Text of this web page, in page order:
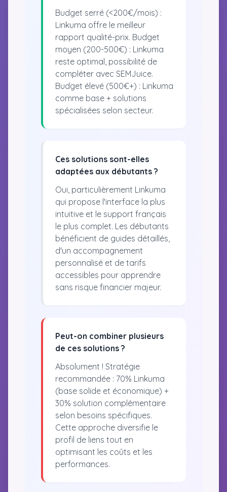
Budget serré (<200€/mois) :
Linkuma offre le meilleur
rapport qualité-prix. Budget
moyen (200-500€) : Linkuma
reste optimal, possibilité de
compléter avec SEMJuice.
Budget élevé (500€+) : Linkuma
comme base + solutions
spécialisées selon secteur.
Ces solutions sont-elles
adaptées aux débutants ?
Oui, particulièrement Linkuma
qui propose l'interface la plus
intuitive et le support français
le plus complet. Les débutants
bénéficient de guides détaillés,
d'un accompagnement
personnalisé et de tarifs
accessibles pour apprendre
sans risque financier majeur.
Peut-on combiner plusieurs
de ces solutions ?
Absolument ! Stratégie
recommandée : 70% Linkuma
(base solide et économique) +
30% solution complémentaire
selon besoins spécifiques.
Cette approche diversifie le
profil de liens tout en
optimisant les coûts et les
performances.